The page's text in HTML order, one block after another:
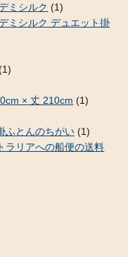
ミシルク (1)
ミシルク デュエット掛
(1)
× 丈 210cm (1)
ふとんのちがい (1)
ラリアへの船便の送料